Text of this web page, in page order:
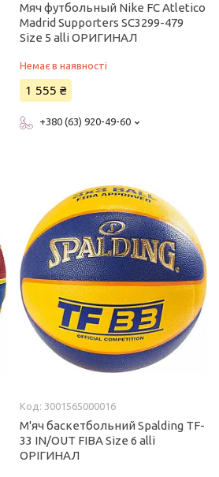
Мяч футбольный Nike FC Atletico
Madrid Supporters SC3299-479
Size 5 alli ОРИГИНАЛ
Немає в наявності
1 555 ₴
+380 (63) 920-49-60
3001565000016
М'яч баскетбольний Spalding TF-
33 IN/OUT FIBA Size 6 alli
ОРІГИНАЛ